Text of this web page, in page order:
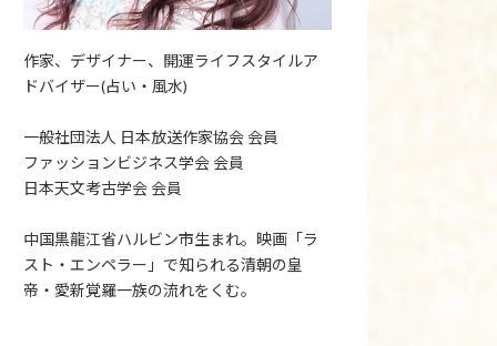
作家、デザイナー、開運ライフスタイルア
ドバイザー(占い・風水)
一般社団法人 日本放送作家協会 会員
ファッションビジネス学会 会員
日本天文考古学会 会員
中国黒龍江省ハルビン市生まれ。映画「ラ
スト・エンペラー」で知られる清朝の皇
帝・愛新覚羅一族の流れをくむ。